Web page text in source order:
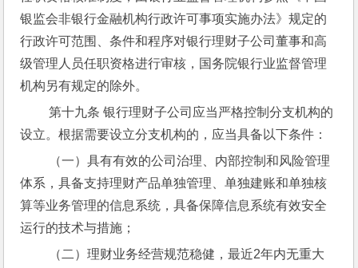
银监会非银行金融机构行政许可事项实施办法》规定的
行政许可范围、条件和程序对银行理财子公司董事和高
级管理人员任职资格进行审核，国务院银行业监督管理
机构另有规定的除外。
第十九条 银行理财子公司应当严格控制分支机构的
设立。根据需要设立分支机构的，应当具备以下条件：
体系，具备支持理财产品单独管理、单独建账和单独核
算等业务管理的信息系统，具备保障信息系统有效安全
运行的技术与措施；